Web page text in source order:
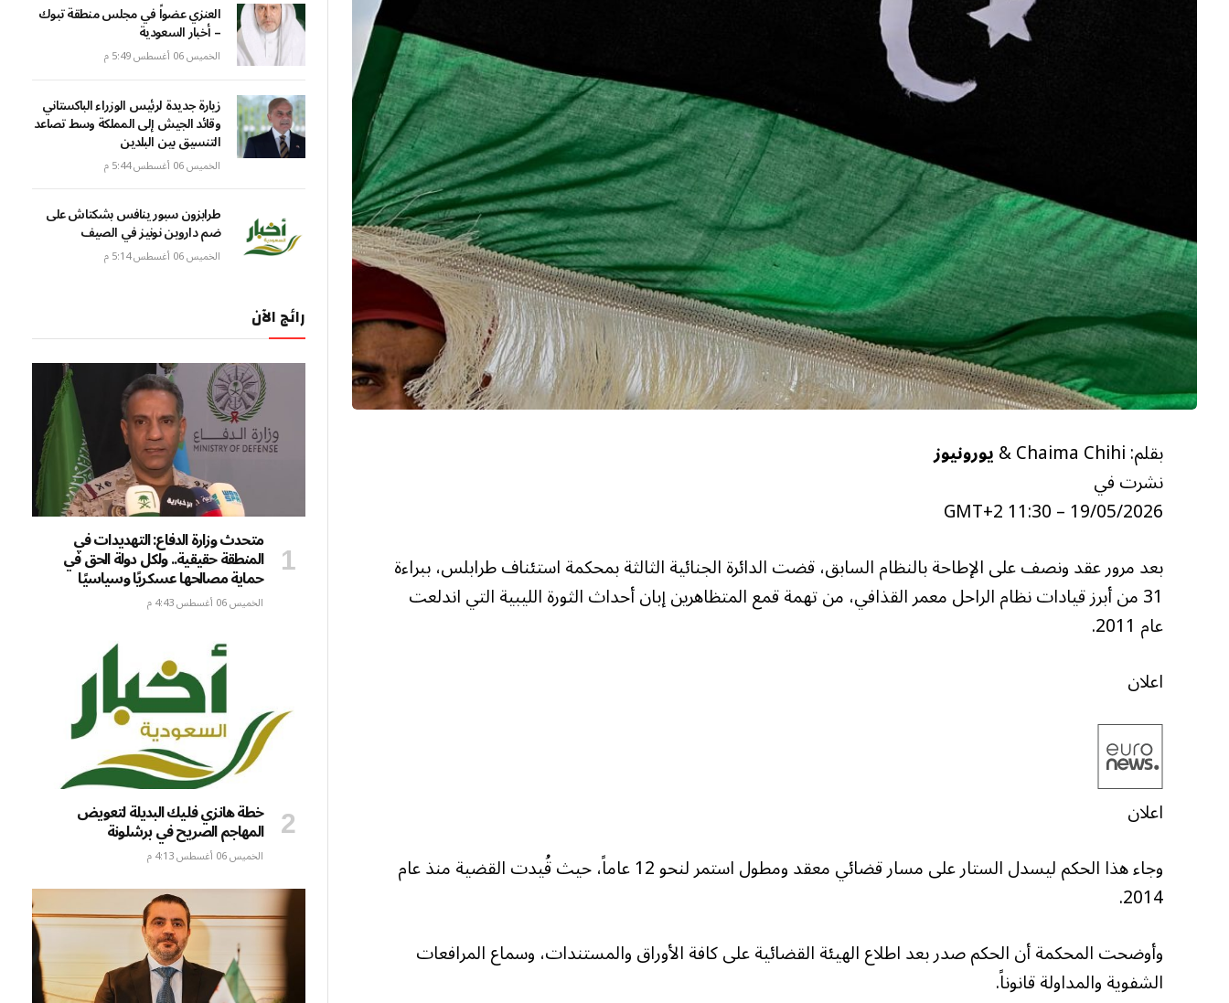
بقلم: Chaima Chihi &
يورونيوز
نشرت في
19/05/2026 – 11:30 GMT+2
بعد مرور عقد ونصف على الإطاحة بالنظام السابق، قضت الدائرة الجنائية الثالثة بمحكمة استئناف طرابلس، ببراءة
31 من أبرز قيادات نظام الراحل معمر القذافي، من تهمة قمع المتظاهرين إبان أحداث الثورة الليبية التي اندلعت
عام 2011.
اعلان
اعلان
وجاء هذا الحكم ليسدل الستار على مسار قضائي معقد ومطول استمر لنحو 12 عاماً، حيث قُيدت القضية منذ عام
2014.
وأوضحت المحكمة أن الحكم صدر بعد اطلاع الهيئة القضائية على كافة الأوراق والمستندات، وسماع المرافعات
الشفوية والمداولة قانوناً.
العنزي عضواً في مجلس منطقة تبوك
– أخبار السعودية
الخميس 06 أغسطس 5:49 م
زيارة جديدة لرئيس الوزراء الباكستاني
وقائد الجيش إلى المملكة وسط تصاعد
التنسيق بين البلدين
الخميس 06 أغسطس 5:44 م
طرابزون سبور ينافس بشكتاش على
ضم داروين نونيز في الصيف
الخميس 06 أغسطس 5:14 م
رائج الآن
متحدث وزارة الدفاع: التهديدات في
المنطقة حقيقية.. ولكل دولة الحق في
حماية مصالحها عسكريًا وسياسيًا
الخميس 06 أغسطس 4:43 م
خطة هانزي فليك البديلة لتعويض
المهاجم الصريح في برشلونة
الخميس 06 أغسطس 4:13 م